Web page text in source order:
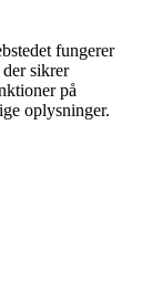
fungerer
sikrer
på
oplysninger.